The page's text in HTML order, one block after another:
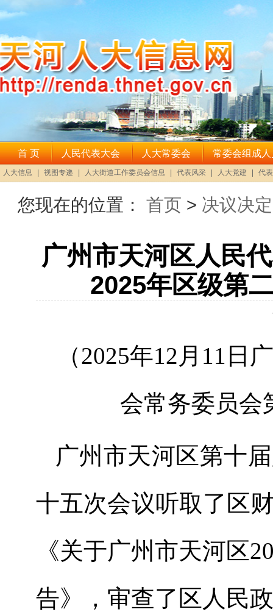
您现在的位置： 首页 > 决议决定
广州市天河区人民
2025年区级第
（2025年12 月 11 日
会常务委员会
广州市天河区第十
十五次会议听取了 区
《关于广州市天河区
告》
， 审查了 区 人民